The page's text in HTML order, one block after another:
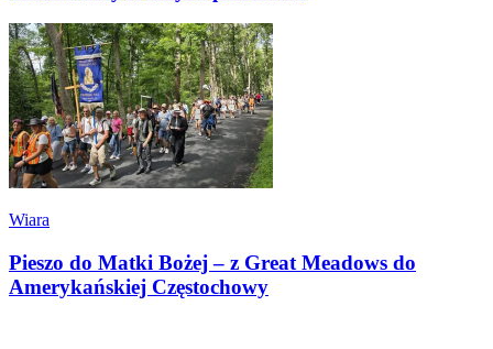
Wiara
Pieszo do Matki Bożej – z Great Meadows do
Amerykańskiej Częstochowy